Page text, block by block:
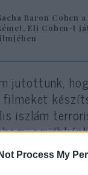
Process My
Baron Cohen
Eli Cohen-t
jutottunk,
iszlám
Bond még
ellen